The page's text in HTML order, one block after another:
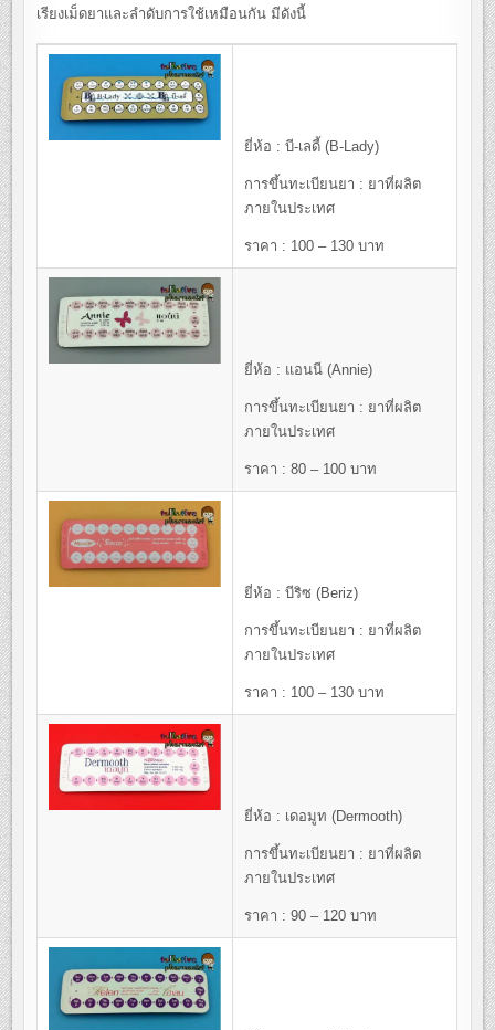
เรียงเม็ดยาและลำดับการใช้เหมือนกัน มีดังนี้
ยี่ห้อ : บี-เลดี้ (B-Lady)
การขึ้นทะเบียนยา : ยาที่ผลิต
ภายในประเทศ
ราคา : 100 – 130 บาท
ยี่ห้อ : แอนนี (Annie)
การขึ้นทะเบียนยา : ยาที่ผลิต
ภายในประเทศ
ราคา : 80 – 100 บาท
ยี่ห้อ : บีริซ (Beriz)
การขึ้นทะเบียนยา : ยาที่ผลิต
ภายในประเทศ
ราคา : 100 – 130 บาท
ยี่ห้อ : เดอมูท (Dermooth)
การขึ้นทะเบียนยา : ยาที่ผลิต
ภายในประเทศ
ราคา : 90 – 120 บาท